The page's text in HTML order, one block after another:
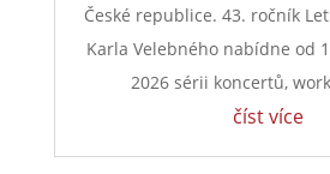
České republice. 43. ročník
Karla Velebného nabídne od
2026 sérii koncertů,
číst více